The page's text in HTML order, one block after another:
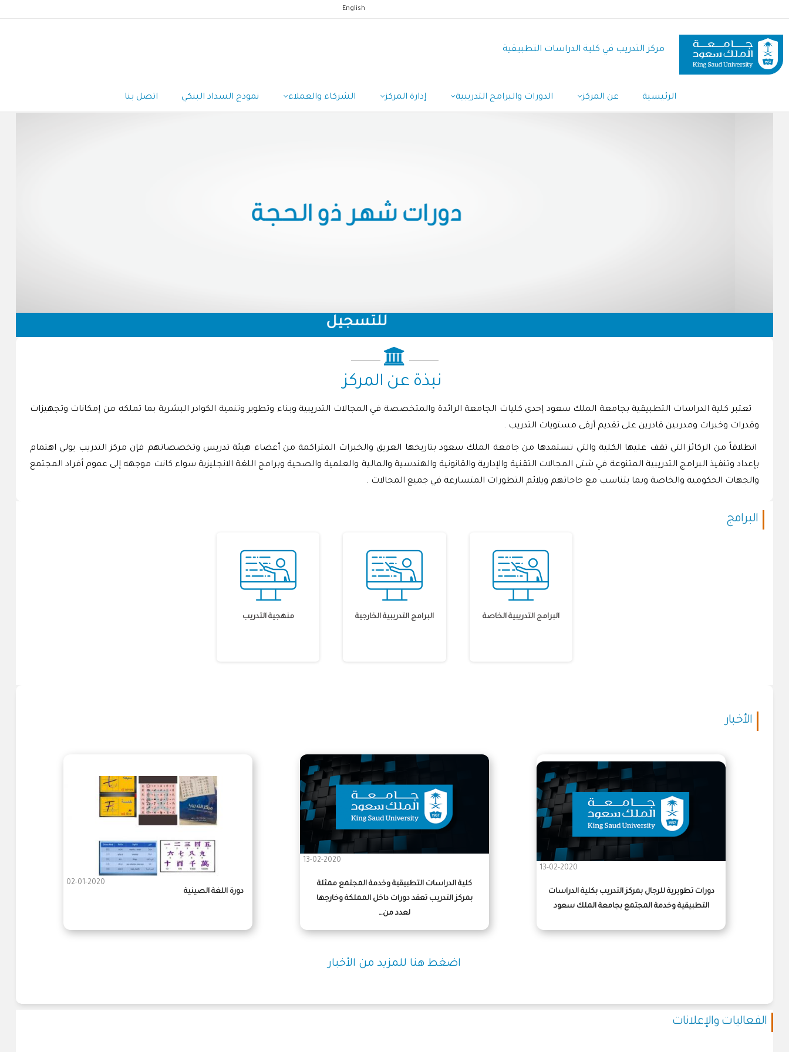
المحتوى
الرئيسي
English
مركز التدريب في كلية الدراسات التطبيقية
الرئيسية عن المركز الدورات والبرامج التدريبية إدارة المركز الشركاء والعملاء نموذج السداد البنكي اتصل بنا
نبذة عن المركز
تعتبر كلية الدراسات التطبيقية بجامعة الملك سعود إحدى كليات الجامعة الرائدة والمتخصصة في المجالات التدريبية وبناء وتطوير وتنمية الكوادر البشرية بما تملكه من إمكانات وتجهيزات
وقدرات وخبرات ومدربين قادرين على تقديم أرقى مستويات التدريب .
انطلاقاً من الركائز التي تقف عليها الكلية والتي تستمدها من جامعة الملك سعود بتاريخها العريق والخبرات المتراكمة من أعضاء هيئة تدريس وتخصصاتهم فإن مركز التدريب يولي اهتمام
بإعداد وتنفيذ البرامج التدريبية المتنوعة في شتى المجالات التقنية والإدارية والقانونية والهندسية والمالية والعلمية والصحية وبرامج اللغة الانجليزية سواء كانت موجهه إلى عموم أفراد المجتمع
والجهات الحكومية والخاصة وبما يتناسب مع حاجاتهم ويلائم التطورات المتسارعة في جميع المجالات .
البرامج
البرامج التدريبية الخاصة البرامج التدريبية الخارجية منهجية التدريب
الأخبار
13-02-2020
دورات تطويرية للرجال بمركز التدريب بكلية الدراسات
التطبيقية وخدمة المجتمع بجامعة الملك سعود
13-02-2020
كلية الدراسات التطبيقية وخدمة المجتمع ممثلة
بمركز التدريب تعقد دورات داخل المملكة وخارجها
لعدد من…
02-01-2020
دورة اللغة الصينية
اضغط هنا للمزيد من الأخبار
الفعاليات والإعلانات